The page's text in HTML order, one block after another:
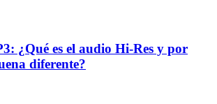
¿Qué es el audio Hi-Res y por
diferente?